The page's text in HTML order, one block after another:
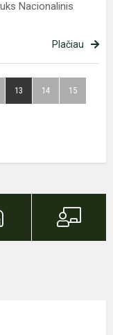
Nacionalinis
Plačiau
13 14 15